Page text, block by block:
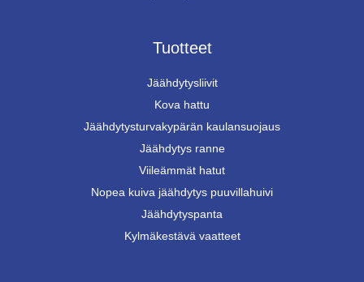
Tuotteet
Jäähdytysliivit
Kova hattu
Jäähdytysturvakypärän kaulansuojaus
Jäähdytys ranne
Viileämmät hatut
Nopea kuiva jäähdytys puuvillahuivi
Jäähdytyspanta
Kylmäkestävä vaatteet